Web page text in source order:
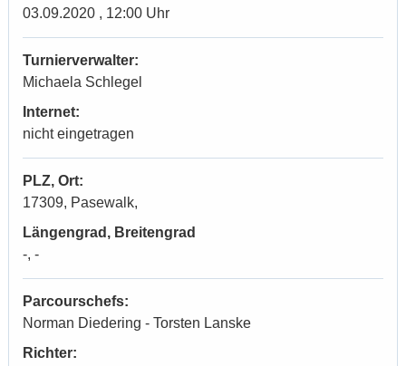
03.09.2020 , 12:00 Uhr
Turnierverwalter:
Michaela Schlegel
Internet:
nicht eingetragen
PLZ, Ort:
17309, Pasewalk,
Längengrad, Breitengrad
-, -
Parcourschefs:
Norman Diedering - Torsten Lanske
Richter: